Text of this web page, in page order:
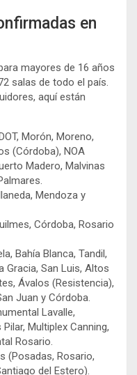
en
mayores de 16 años
salas de todo el país.
aquí están
Morón, Moreno,
(Córdoba), NOA
Madero, Malvinas
Mendoza y
Córdoba, Rosario
Bahía Blanca, Tandil,
Gracia, San Luis, Altos
Ávalos (Resistencia),
Juan y Córdoba.
Lavalle,
Multiplex Canning,
Rosario.
(Posadas, Rosario,
del Estero).